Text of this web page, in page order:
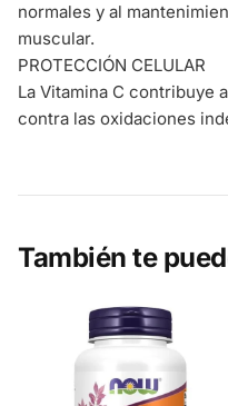
normales y al
muscular.
PROTECCIÓN CELULAR
La Vitamina C contribuye
contra las oxidaciones
También te